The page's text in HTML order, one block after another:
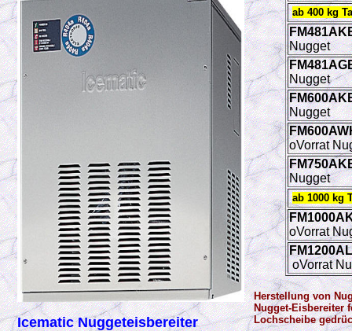
Icematic Nuggeteisbereiter
ab 400 kg
Nugget
Nugget
Nugget
oVorrat
Nugget
ab 1000 kg
oVorrat
oVorrat
Herstellung von
Nugget-Eisbereiter
Lochscheibe